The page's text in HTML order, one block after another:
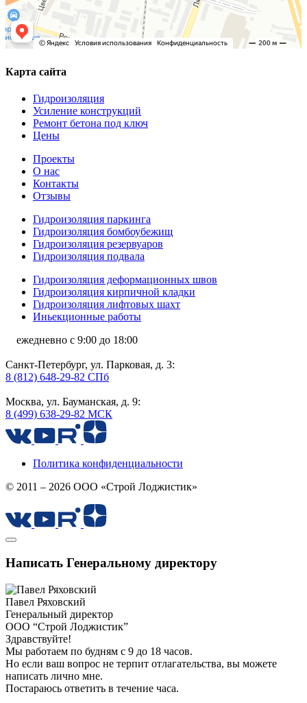
Карта сайта
Гидроизоляция
Усиление конструкций
Ремонт бетона под ключ
Цены
Проекты
О нас
Контакты
Отзывы
Гидроизоляция паркинга
Гидроизоляция бомбоубежищ
Гидроизоляция резервуаров
Гидроизоляция подвала
Гидроизоляция деформационных швов
Гидроизоляция кирпичной кладки
Гидроизоляция лифтовых шахт
Иньекционные работы
ежедневно с 9:00 до 18:00
Санкт-Петербург, ул. Парковая, д. 3:
8 (812) 648-29-82 СПб
Москва, ул. Бауманская, д. 9:
8 (499) 638-29-82 МСК
Политика конфиденциальности
© 2011 – 2026 ООО «Строй Лоджистик»
Написать Генеральному директору
Павел Ряховский
Генеральный директор
ООО “Строй Лоджистик”
Здравствуйте!
Мы работаем по будням с 9 до 18 часов.
Но если ваш вопрос не терпит отлагательства, вы можете
написать лично мне.
Постараюсь ответить в течение часа.